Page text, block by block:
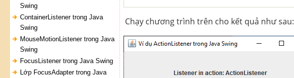
Swing
ContainerListener trong Java
Swing
MouseMotionListener trong Java
Swing
FocusListener trong Java Swing
Lớp FocusAdapter trong Java
Chạy chương trình trên cho kết quả như sau: